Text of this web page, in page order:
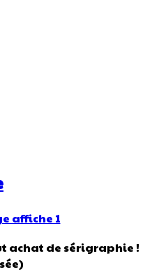
achat de sérigraphie !